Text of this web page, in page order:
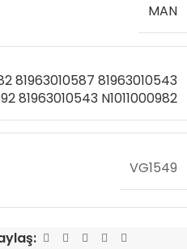
MAN
81963010587 81963010543
81963010543 N1011000982
VG1549